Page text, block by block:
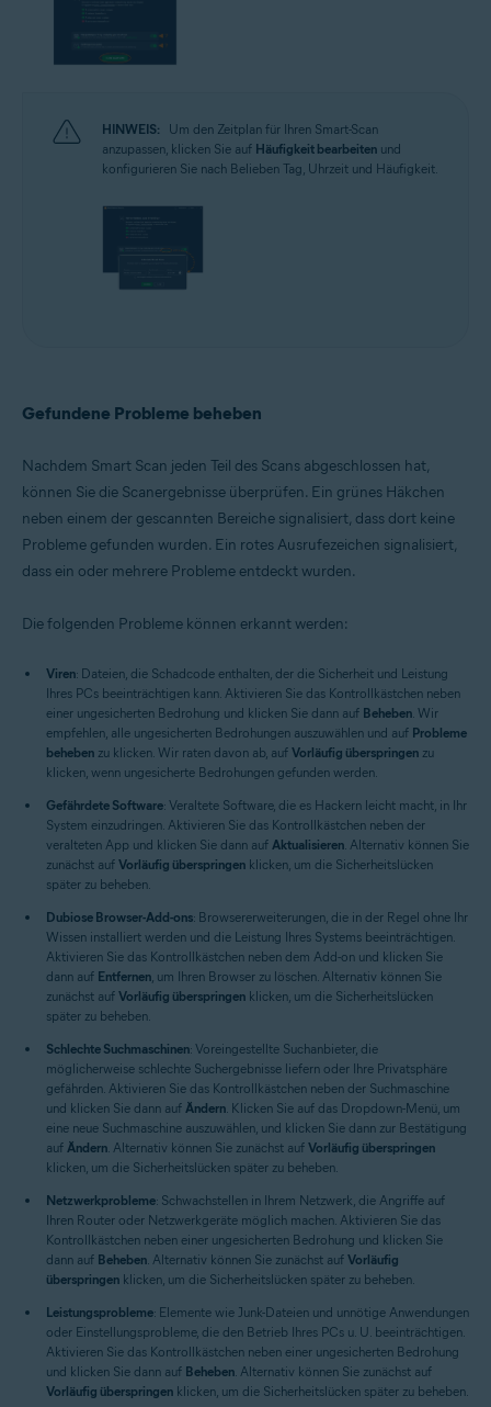
HINWEIS:
Um den Zeitplan für Ihren Smart-Scan
anzupassen, klicken Sie auf Häufigkeit bearbeiten und
konfigurieren Sie nach Belieben Tag, Uhrzeit und Häufigkeit.
Gefundene Probleme beheben
Nachdem Smart Scan jeden Teil des Scans abgeschlossen hat,
können Sie die Scanergebnisse überprüfen. Ein grünes Häkchen
neben einem der gescannten Bereiche signalisiert, dass dort keine
Probleme gefunden wurden. Ein rotes Ausrufezeichen signalisiert,
dass ein oder mehrere Probleme entdeckt wurden.
Die folgenden Probleme können erkannt werden:
Viren: Dateien, die Schadcode enthalten, der die Sicherheit und Leistung
Ihres PCs beeinträchtigen kann. Aktivieren Sie das Kontrollkästchen neben
einer ungesicherten Bedrohung und klicken Sie dann auf Beheben. Wir
empfehlen, alle ungesicherten Bedrohungen auszuwählen und auf Probleme
beheben zu klicken. Wir raten davon ab, auf Vorläufig überspringen zu
klicken, wenn ungesicherte Bedrohungen gefunden werden.
Gefährdete Software: Veraltete Software, die es Hackern leicht macht, in Ihr
System einzudringen. Aktivieren Sie das Kontrollkästchen neben der
veralteten App und klicken Sie dann auf Aktualisieren. Alternativ können Sie
zunächst auf Vorläufig überspringen klicken, um die Sicherheitslücken
später zu beheben.
Dubiose Browser-Add-ons: Browsererweiterungen, die in der Regel ohne Ihr
Wissen installiert werden und die Leistung Ihres Systems beeinträchtigen.
Aktivieren Sie das Kontrollkästchen neben dem Add-on und klicken Sie
dann auf Entfernen, um Ihren Browser zu löschen. Alternativ können Sie
zunächst auf Vorläufig überspringen klicken, um die Sicherheitslücken
später zu beheben.
Schlechte Suchmaschinen: Voreingestellte Suchanbieter, die
möglicherweise schlechte Suchergebnisse liefern oder Ihre Privatsphäre
gefährden. Aktivieren Sie das Kontrollkästchen neben der Suchmaschine
und klicken Sie dann auf Ändern. Klicken Sie auf das Dropdown-Menü, um
eine neue Suchmaschine auszuwählen, und klicken Sie dann zur Bestätigung
auf Ändern. Alternativ können Sie zunächst auf Vorläufig überspringen
klicken, um die Sicherheitslücken später zu beheben.
Netzwerkprobleme: Schwachstellen in Ihrem Netzwerk, die Angriffe auf
Ihren Router oder Netzwerkgeräte möglich machen. Aktivieren Sie das
Kontrollkästchen neben einer ungesicherten Bedrohung und klicken Sie
dann auf Beheben. Alternativ können Sie zunächst auf Vorläufig
überspringen klicken, um die Sicherheitslücken später zu beheben.
Leistungsprobleme: Elemente wie Junk-Dateien und unnötige Anwendungen
oder Einstellungsprobleme, die den Betrieb Ihres PCs u. U. beeinträchtigen.
Aktivieren Sie das Kontrollkästchen neben einer ungesicherten Bedrohung
und klicken Sie dann auf Beheben. Alternativ können Sie zunächst auf
Vorläufig überspringen klicken, um die Sicherheitslücken später zu beheben.